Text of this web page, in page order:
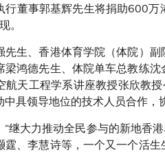
行董事郭基辉先生将捐助600
。
先生、香港体育学院（体院）
梁鸿德先生、体院单车总教练
航天工程学系讲座教授张欣教
具领导地位的技术人员合作，
“继大力推动全民参与的新地香
霆、李慧诗等，一个又一个活